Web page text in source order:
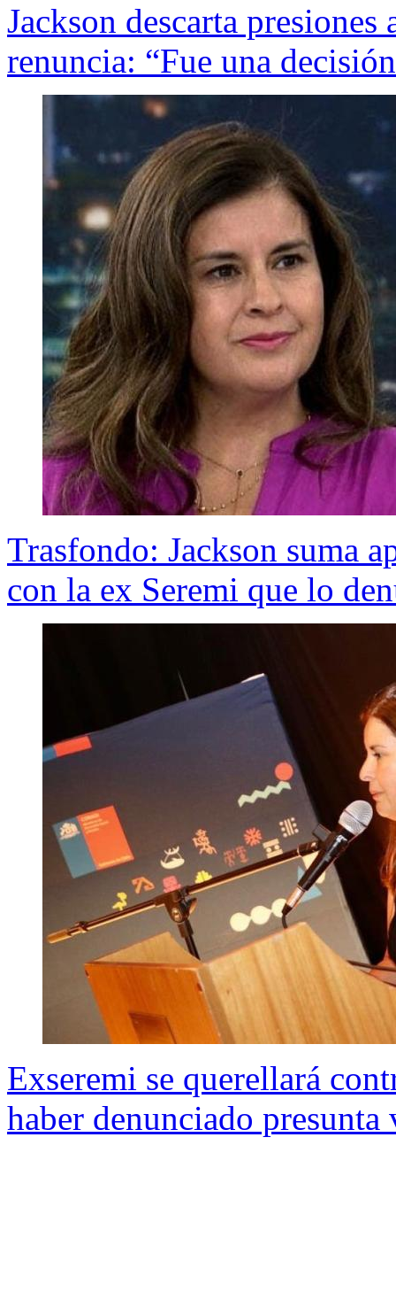
Jackson descarta
renuncia: “Fue una
Trasfondo: Jackson suma
con la ex Seremi que lo
Exseremi se querellará
haber denunciado